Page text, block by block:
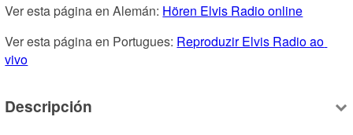
Ver esta página en Alemán: Hören Elvis Radio online
Ver esta página en Portugues: Reproduzir Elvis Radio ao
vivo
Descripción